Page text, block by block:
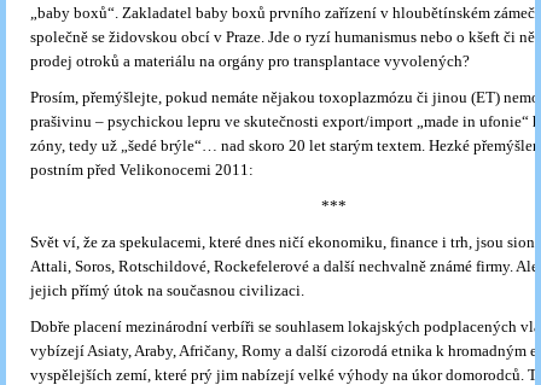
„baby boxů“. Zakladatel baby boxů prvního zařízení v hloubětínském
společně se židovskou obcí v Praze. Jde o ryzí humanismus nebo o kšeft či
prodej otroků a materiálu na orgány pro transplantace vyvolených?
Prosím, přemýšlejte, pokud nemáte nějakou toxoplazmózu či jinou (ET)
prašivinu – psychickou lepru ve skutečnosti export/import „made in ufonie“
zóny, tedy už „šedé brýle“… nad skoro 20 let starým textem. Hezké
postním před Velikonocemi 2011:
***
Svět ví, že za spekulacemi, které dnes ničí ekonomiku, finance i trh, jsou
Attali, Soros, Rotschildové, Rockefelerové a další nechvalně známé firmy.
jejich přímý útok na současnou civilizaci.
Dobře placení mezinárodní verbíři se souhlasem lokajských podplacených
vybízejí Asiaty, Araby, Afričany, Romy a další cizorodá etnika k hromadným
vyspělejších zemí, které prý jim nabízejí velké výhody na úkor domorodců.